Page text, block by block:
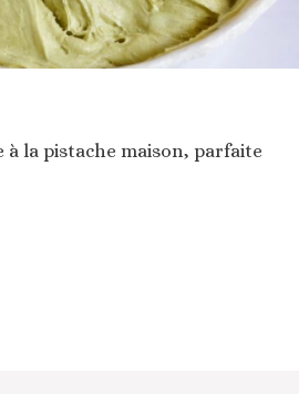
la pistache maison, parfaite